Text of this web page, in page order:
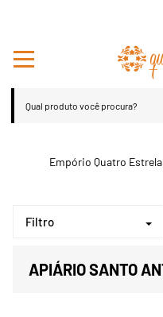
APIÁRIO SANTO
Filtro